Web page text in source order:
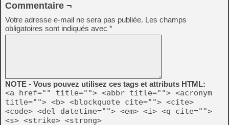
Commentaire ¬
Votre adresse e-mail ne sera pas publiée. Les champs
obligatoires sont indiqués avec *
NOTE - Vous pouvez utilisez ces tags et attributs HTML:
<a href="" title=""> <abbr title=""> <acronym
title=""> <b> <blockquote cite=""> <cite>
<code> <del datetime=""> <em> <i> <q cite="">
<s> <strike> <strong>